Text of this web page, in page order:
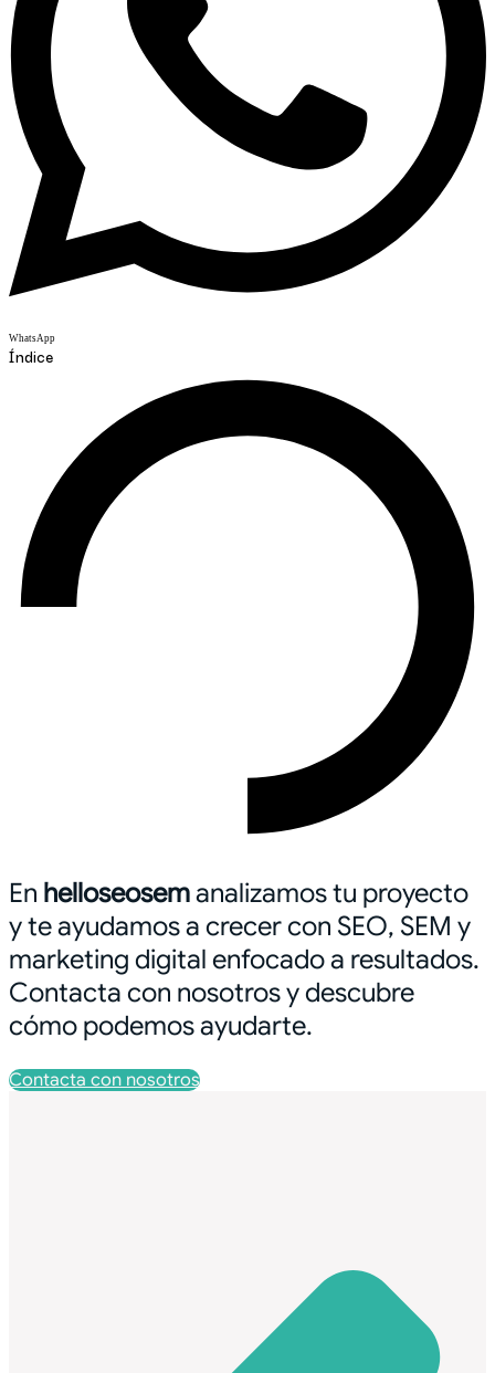
WhatsApp
Índice
En helloseosemanalizamos tu proyecto
y te ayudamos a crecer con SEO, SEM y
marketing digital enfocado a resultados.
Contacta con nosotros y descubre
cómo podemos ayudarte.
Contacta con nosotros